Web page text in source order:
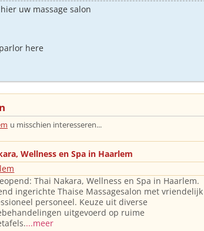
uw massage salon
here
u misschien interesseren...
Wellness en Spa in Haarlem
Thai Nakara, Wellness en Spa in Haarlem.
ingerichte Thaise Massagesalon met vriendelijk
personeel. Keuze uit diverse
uitgevoerd op ruime
...meer